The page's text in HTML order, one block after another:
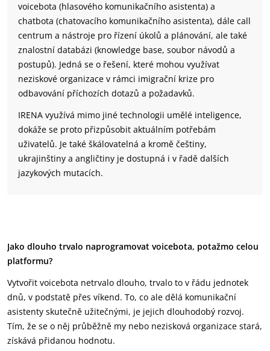
voicebota (hlasového komunikačního asistenta) a
chatbota (chatovacího komunikačního asistenta), dále call
centrum a nástroje pro řízení úkolů a plánování, ale také
znalostní databázi (knowledge base, soubor návodů a
postupů). Jedná se o řešení, které mohou využívat
neziskové organizace v rámci imigrační krize pro
odbavování příchozích dotazů a požadavků.
IRENA využívá mimo jiné technologii umělé inteligence,
dokáže se proto přizpůsobit aktuálním potřebám
uživatelů. Je také škálovatelná a kromě češtiny,
ukrajinštiny a angličtiny je dostupná i v řadě dalších
jazykových mutacích.
Jako dlouho trvalo naprogramovat voicebota, potažmo celou
platformu?
Vytvořit voicebota netrvalo dlouho, trvalo to v řádu jednotek
dnů, v podstatě přes víkend. To, co ale dělá komunikační
asistenty skutečně užitečnými, je jejich dlouhodobý rozvoj.
Tím, že se o něj průběžně my nebo nezisková organizace stará,
získává přidanou hodnotu.